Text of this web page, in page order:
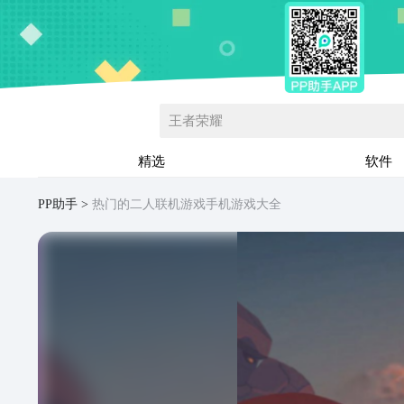
王者荣耀
精选 软件
PP助手 热门的二人联机游戏手机游戏大全